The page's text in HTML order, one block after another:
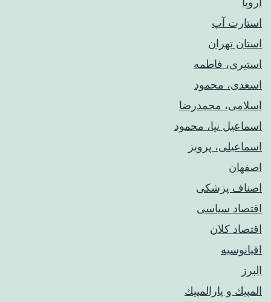
استارت آپ
استان تهران
استیری، فاطمه
اسعدی، محمود
اسلامی، محمدرضا
اسماعیل نیا، محمود
اسماعیلی، پرویز
اصفهان
اصناف پزشکی
اقتصاد سیاسی
اقتصاد کلان
اقیانوسیه
البرز
المپيك و پارالمپيك